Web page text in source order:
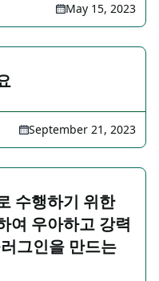
May 15, 2023
September 21, 2023
수행하기 위한
여 우아하고 강력
그인을 만드는